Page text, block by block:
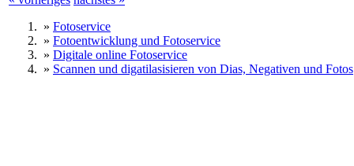
» Fotoservice
» Fotoentwicklung und Fotoservice
» Digitale online Fotoservice
» Scannen und digatilasisieren von Dias, Negativen und Fotos